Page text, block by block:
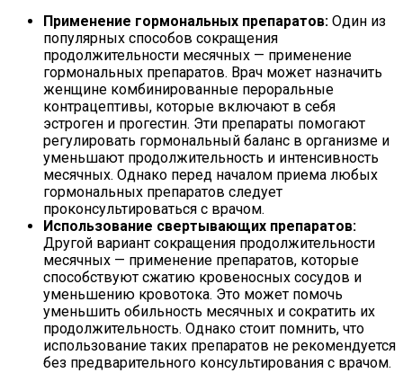
Применение гормональных препаратов: Один из
популярных способов сокращения
продолжительности месячных — применение
гормональных препаратов. Врач может назначить
женщине комбинированные пероральные
контрацептивы, которые включают в себя
эстроген и прогестин. Эти препараты помогают
регулировать гормональный баланс в организме и
уменьшают продолжительность и интенсивность
месячных. Однако перед началом приема любых
гормональных препаратов следует
проконсультироваться с врачом.
Использование свертывающих препаратов:
Другой вариант сокращения продолжительности
месячных — применение препаратов, которые
способствуют сжатию кровеносных сосудов и
уменьшению кровотока. Это может помочь
уменьшить обильность месячных и сократить их
продолжительность. Однако стоит помнить, что
использование таких препаратов не рекомендуется
без предварительного консультирования с врачом.